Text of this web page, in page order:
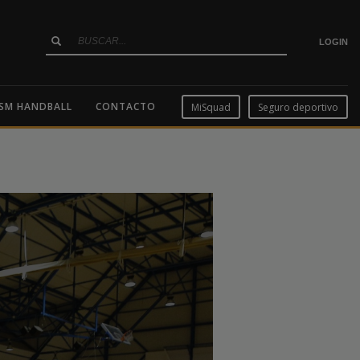
LOGIN
HANDBALL CONTACTO MiSquad Seguro deportivo